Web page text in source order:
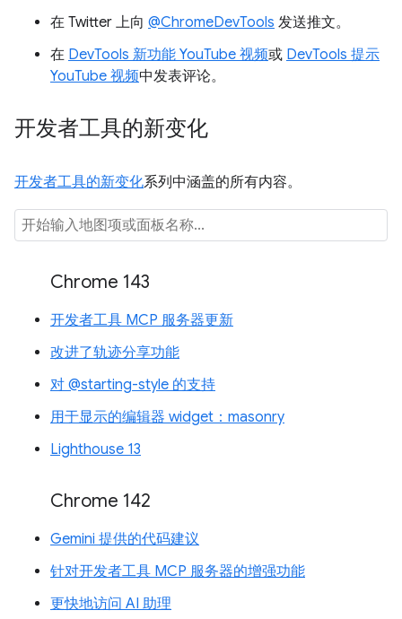
在 Twitter 上向 @ChromeDevTools 发送推文。
在 DevTools 新功能 YouTube 视频或 DevTools 提示
YouTube 视频中发表评论。
开发者工具的新变化
开发者工具的新变化系列中涵盖的所有内容。
Chrome 143
开发者工具 MCP 服务器更新
改进了轨迹分享功能
对 @starting-style 的支持
用于显示的编辑器 widget：masonry
Lighthouse 13
Chrome 142
Gemini 提供的代码建议
针对开发者工具 MCP 服务器的增强功能
更快地访问 AI 助理